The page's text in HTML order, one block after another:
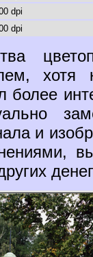
dpi
dpi
хотя
более
и